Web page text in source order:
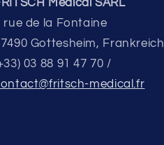
Medical SARL
rue de la Fontaine
Gottesheim, Frankreich
03 88 91 47 70 /
medical.fr